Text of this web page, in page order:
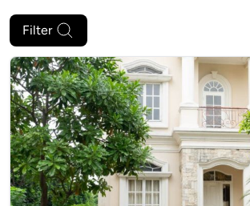
Filter